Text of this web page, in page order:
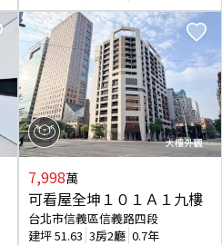
7,998萬
可看屋全坤１０１Ａ１九樓
台北市信義區信義路四段
建坪51.63 3房2廳 0.7年